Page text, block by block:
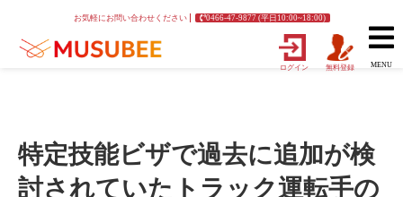
お気軽にお問い合わせください 0466-47-9877 (平日10:00~18:00)
ログイン 無料登録 MENU
特定技能ビザで過去に追加が検
討されていたトラック運転手の